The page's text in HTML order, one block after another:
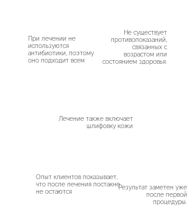
При лечении не
используются
антибиотики, поэтому
оно подходит всем
Не существует
противопоказаний,
связанных с
возрастом или
состоянием здоровья.
Лечение также включает
шлифовку кожи
Опыт клиентов показывает,
что после лечения постакне
не остаются
Результат заметен уже
после первой
процедуры.